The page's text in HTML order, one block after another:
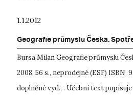
1.1.2012
Geografie průmyslu Česka.
Bursa Milan Geografie průmyslu
2008, 56 s., neprodejné (ESF) ISBN
doplněné vyd., . Učební text